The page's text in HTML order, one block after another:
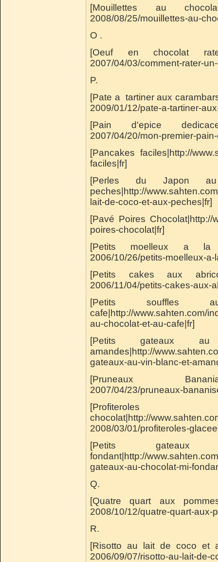
[Mouillettes au
2008/08/25/mouillettes-au-
O .
[Oeuf en chocolat
2007/04/03/comment-rater-
P.
[Pate a tartiner aux
2009/01/12/pate-a-tartiner-
[Pain d'epice
2007/04/20/mon-premier-
[Pancakes faciles|http://
faciles|fr]
[Perles du Japon
peches|http://
lait-de-coco-et-aux-peches|fr]
[Pavé Poires Chocolat|http://
poires-chocolat|fr]
[Petits moelleux a la
2006/10/26/petits-moelleux-a-
[Petits cakes aux
2006/11/04/petits-cakes-aux-
[Petits
cafe|http://www.sahten.com/
au-chocolat-et-au-cafe|fr]
[Petits gateaux
amandes|http://
gateaux-au-vin-blanc-et-
[Pruneaux
2007/04/23/pruneaux-
chocolat|http://
2008/03/01/profiteroles-
[Petits
fondant|http://
gateaux-au-chocolat-mi-
Q.
[Quatre quart aux
2008/10/12/quatre-quart-aux-
R.
[Risotto au lait de coco et a
2006/09/07/risotto-au-lait-de-